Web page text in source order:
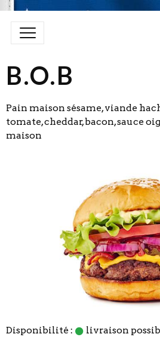
B.O.B
Pain maison sésame, viande
tomate, cheddar, bacon, sauce
maison
Disponibilité : livraison